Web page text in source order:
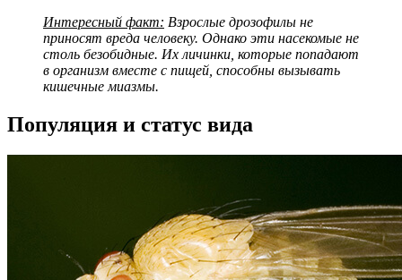
Интересный факт: Взрослые дрозофилы не
приносят вреда человеку. Однако эти насекомые не
столь безобидные. Их личинки, которые попадают
в организм вместе с пищей, способны вызывать
кишечные миазмы.
Популяция и статус вида